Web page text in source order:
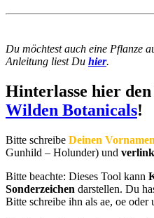
Du möchtest auch eine Pflanze
Anleitung liest Du hier.
Hinterlasse hier
Wilden Botanicals!
Bitte schreibe Deinen
Gunhild – Holunder) und
Bitte beachte: Dieses Tool kann
Sonderzeichen darstellen. Du
Bitte schreibe ihn als ae, oe oder